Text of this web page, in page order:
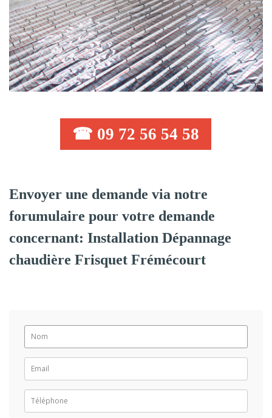
☎ 09 72 56 54 58
Envoyer une demande via notre
forumulaire pour votre demande
concernant: Installation Dépannage
chaudière Frisquet Frémécourt